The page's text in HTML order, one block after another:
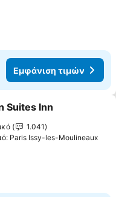
Εμφάνιση τιμών
στα αγαπημένα
Suites Inn
1.041
Paris Issy-les-Moulineaux